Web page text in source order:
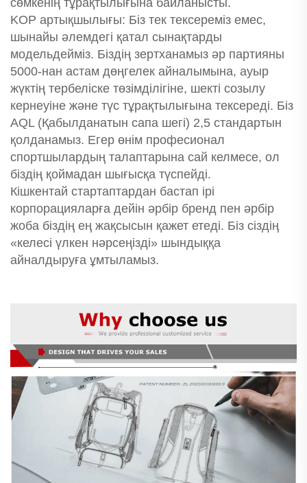
сөмкенің тұрақтылығына байланысты.
KOP артықшылығы: Біз тек тексереміз емес,
шынайы әлемдегі қатал сынақтарды
модельдейміз. Біздің зертханамыз әр партияны
5000-нан астам дөңгелек айналымына, ауыр
жүктің тербеліске төзімділігіне, шекті созылу
кернеуіне және түс тұрақтылығына тексереді. Біз
AQL (Қабылданатын сапа шегі) 2,5 стандартын
қолданамыз. Егер өнім професионал
спортшылардың талаптарына сай келмесе, ол
біздің қоймадан шығысқа түспейді.
Кішкентай стартаптардан бастап ірі
корпорацияларға дейін әрбір бренд пен әрбір
жоба біздің ең жақсысын қажет етеді. Біз сіздің
«келесі үлкен нәрсеңізді» шындыққа
айналдыруға ұмтыламыз.